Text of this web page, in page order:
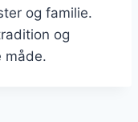
og familie.
og
måde.